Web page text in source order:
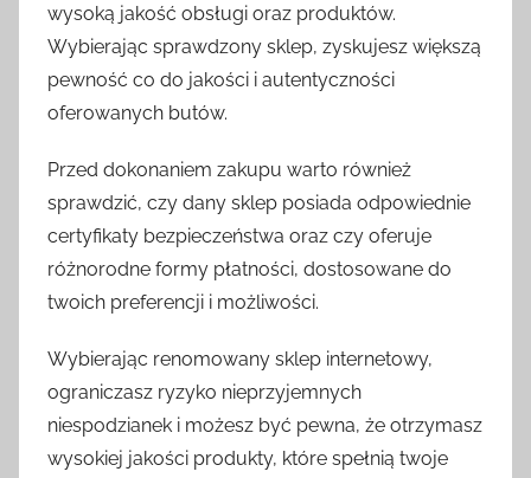
wysoką jakość obsługi oraz produktów.
Wybierając sprawdzony sklep, zyskujesz większą
pewność co do jakości i autentyczności
oferowanych butów.
Przed dokonaniem zakupu warto również
sprawdzić, czy dany sklep posiada odpowiednie
certyfikaty bezpieczeństwa oraz czy oferuje
różnorodne formy płatności, dostosowane do
twoich preferencji i możliwości.
Wybierając renomowany sklep internetowy,
ograniczasz ryzyko nieprzyjemnych
niespodzianek i możesz być pewna, że otrzymasz
wysokiej jakości produkty, które spełnią twoje